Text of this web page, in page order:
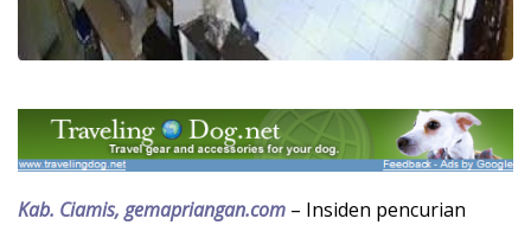
Kab. Ciamis, gemapriangan.com – Insiden pencurian